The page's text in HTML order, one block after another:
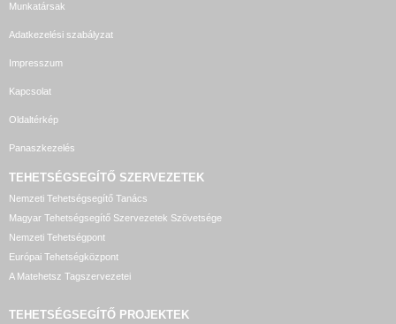
Munkatársak
Adatkezelési szabályzat
Impresszum
Kapcsolat
Oldaltérkép
Panaszkezelés
TEHETSÉGSEGÍTŐ SZERVEZETEK
Nemzeti Tehetségsegítő Tanács
Magyar Tehetségsegítő Szervezetek Szövetsége
Nemzeti Tehetségpont
Európai Tehetségközpont
A Matehetsz Tagszervezetei
TEHETSÉGSEGÍTŐ PROJEKTEK